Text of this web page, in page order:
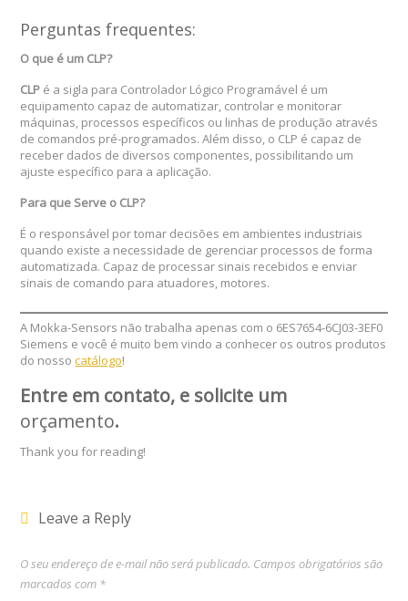
Perguntas frequentes:
O que é um CLP?
CLP é a sigla para Controlador Lógico Programável é um
equipamento capaz de automatizar, controlar e monitorar
máquinas, processos específicos ou linhas de produção através
de comandos pré-programados. Além disso, o CLP é capaz de
receber dados de diversos componentes, possibilitando um
ajuste específico para a aplicação.
Para que Serve o CLP?
É o responsável por tomar decisões em ambientes industriais
quando existe a necessidade de gerenciar processos de forma
automatizada. Capaz de processar sinais recebidos e enviar
sinais de comando para atuadores, motores.
A Mokka-Sensors não trabalha apenas com o 6ES7654-6CJ03-3EF0
Siemens e você é muito bem vindo a conhecer os outros produtos
do nossocatálogo!
Entre em contato, e solicite um
orçamento.
Thank you for reading!
Leave a Reply
O seu endereço de e-mail não será publicado. Campos obrigatórios são
marcados com *